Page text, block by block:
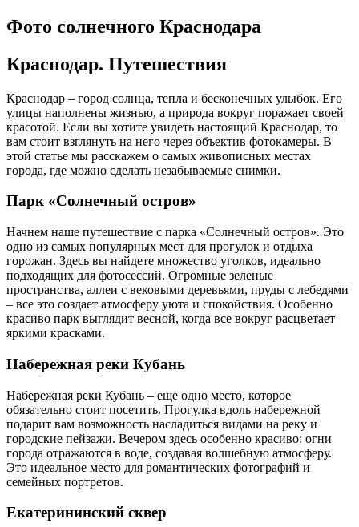
Фото солнечного Краснодара
Краснодар. Путешествия
Краснодар – город солнца, тепла и бесконечных улыбок. Его
улицы наполнены жизнью, а природа вокруг поражает своей
красотой. Если вы хотите увидеть настоящий Краснодар, то
вам стоит взглянуть на него через объектив фотокамеры. В
этой статье мы расскажем о самых живописных местах
города, где можно сделать незабываемые снимки.
Парк «Солнечный остров»
Начнем наше путешествие с парка «Солнечный остров». Это
одно из самых популярных мест для прогулок и отдыха
горожан. Здесь вы найдете множество уголков, идеально
подходящих для фотосессий. Огромные зеленые
пространства, аллеи с вековыми деревьями, пруды с лебедями
– все это создает атмосферу уюта и спокойствия. Особенно
красиво парк выглядит весной, когда все вокруг расцветает
яркими красками.
Набережная реки Кубань
Набережная реки Кубань – еще одно место, которое
обязательно стоит посетить. Прогулка вдоль набережной
подарит вам возможность насладиться видами на реку и
городские пейзажи. Вечером здесь особенно красиво: огни
города отражаются в воде, создавая волшебную атмосферу.
Это идеальное место для романтических фотографий и
семейных портретов.
Екатерининский сквер